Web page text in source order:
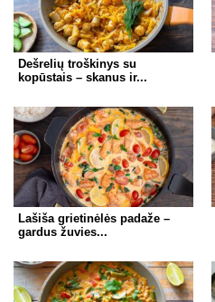
k
Dešrelių troškinys su
kopūstais – skanus ir...
Lašiša grietinėlės padaže –
gardus žuvies...